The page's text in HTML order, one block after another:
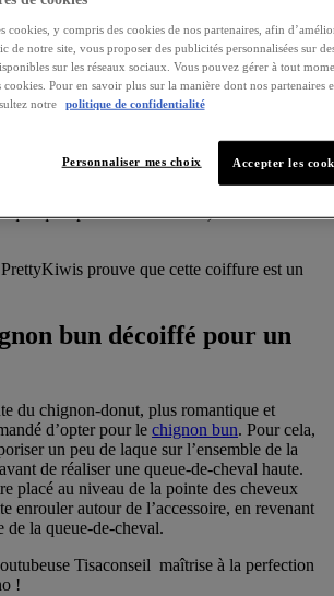
classique pour un
chignon classique, le plus facile à réaliser,
ou de laquer ses cheveux en amont. En
de rassembler sa chevelure en une simple
il convient de placer le donut comme un
queue-de-cheval puis d’ajouter un
quelques pinces si besoin est) afin de fixer la
prouve que cette coiffure est un
bun décoiffé pour un
du chignon-donut, plus romantique et
d’opter pour le chignon bun. Pour cela,
un peu de laque sur l’ensemble de la
de réaliser une queue-de-cheval haute.
placé au niveau de la pointe des cheveux
enrouler autour de l’accessoire, en revenant
de la queue-de-cheval.
Tisaconseil maîtrise à la perfection
!
cookies, y compris des cookies de nos partenaires, afin
de notre site, vous proposer des publicités personnalisées sur
sur les réseaux sociaux. Vous pouvez gérer à tout
cookies. Pour en savoir plus sur la manière dont nos partenaires
notre
politique de confidentialité
Accepter les
Personnaliser mes choix